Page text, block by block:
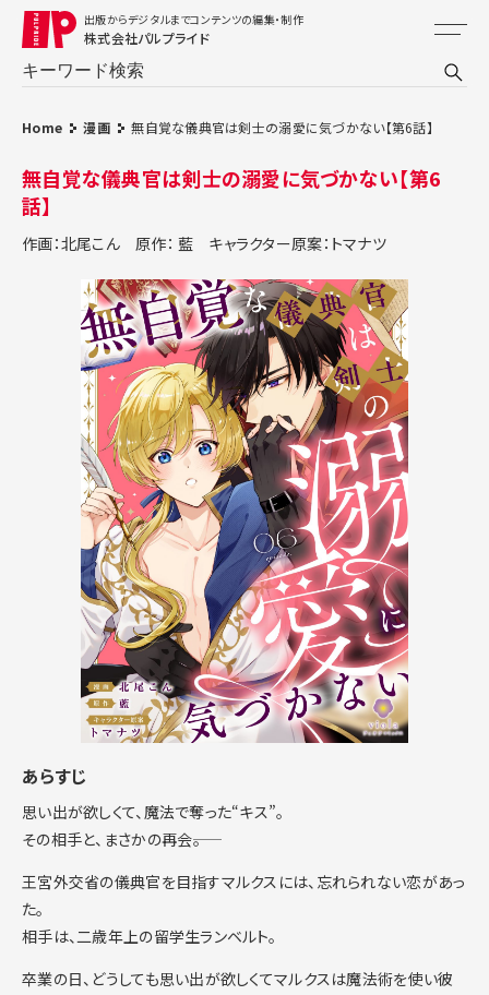
出版からデジタルまでコンテンツの編集・制作
株式会社パルプライド
Home 漫画 無自覚な儀典官は剣士の溺愛に気づかない【第6話】
無自覚な儀典官は剣士の溺愛に気づかない【第6
話】
作画：北尾こん 原作： 藍 キャラクター原案：トマナツ
あらすじ
思い出が欲しくて、魔法で奪った“キス”。
その相手と、まさかの再会――。
王宮外交省の儀典官を目指すマルクスには、忘れられない恋があっ
た。
相手は、二歳年上の留学生ランベルト。
卒業の日、どうしても思い出が欲しくてマルクスは魔法術を使い彼